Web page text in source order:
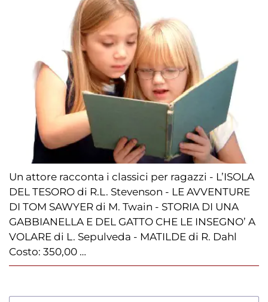
Un attore racconta i classici per ragazzi - L’ISOLA
DEL TESORO di R.L. Stevenson - LE AVVENTURE
DI TOM SAWYER di M. Twain - STORIA DI UNA
GABBIANELLA E DEL GATTO CHE LE INSEGNO’ A
VOLARE di L. Sepulveda - MATILDE di R. Dahl
Costo: 350,00 …